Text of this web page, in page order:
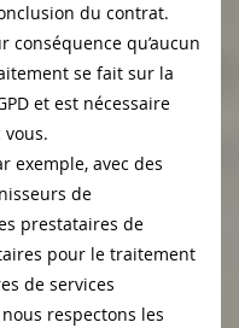
du contrat.
conséquence qu’aucun
se fait sur la
et est nécessaire
vous.
exemple, avec des
de
prestataires de
pour le traitement
de services
respectons les